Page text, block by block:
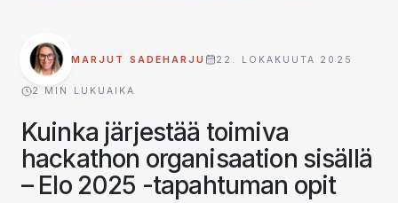
MARJUT SADEHARJU 22. LOKAKUUTA 2025
2 MIN LUKUAIKA
Kuinka järjestää toimiva
hackathon organisaation sisällä
– Elo 2025 -tapahtuman opit